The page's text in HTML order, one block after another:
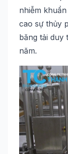
nhiễm
cao sự thủy
băng tải duy
năm.